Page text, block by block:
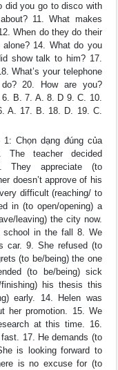
did you go to disco with
11. What makes
When do they do their
14. What do you
show talk to him? 17.
What’s your telephone
20. How are you?
B. 7. A. 8. D 9. C. 10.
A. 17. B. 18. D. 19. C.
Chọn dạng đúng của
teacher decided
They appreciate (to
doesn’t approve of his
difficult (reaching/ to
in (to open/opening) a
leaving) the city now.
school in the fall 8. We
car. 9. She refused (to
(to be/being) the one
(to be/being) sick
his thesis this
early. 14. Helen was
her promotion. 15. We
at this time. 16.
17. He demands (to
is looking forward to
is no excuse for (to